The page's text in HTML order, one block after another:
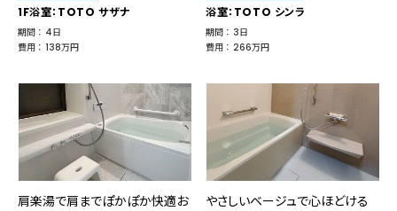
1F浴室：TOTO サザナ
期間 ： 4日
費用 ： 138万円
浴室：TOTO シンラ
期間 ： 3日
費用 ： 266万円
肩楽湯で肩までぽかぽか快適お
やさしいベージュで心ほどける